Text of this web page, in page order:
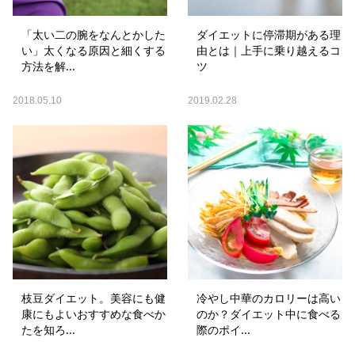
「太い二の腕をなんとかした
い」太くなる原因と細くする
方法を解...
2018.05.10
ダイエットに停滞期がある理
由とは｜上手に乗り越えるコ
ツ
2019.02.28
枝豆ダイエット。美容にも健
康にもよいおすすめな食べか
たを知ろ...
冷やし中華のカロリーは高い
のか？ダイエット中に食べる
際のポイ...